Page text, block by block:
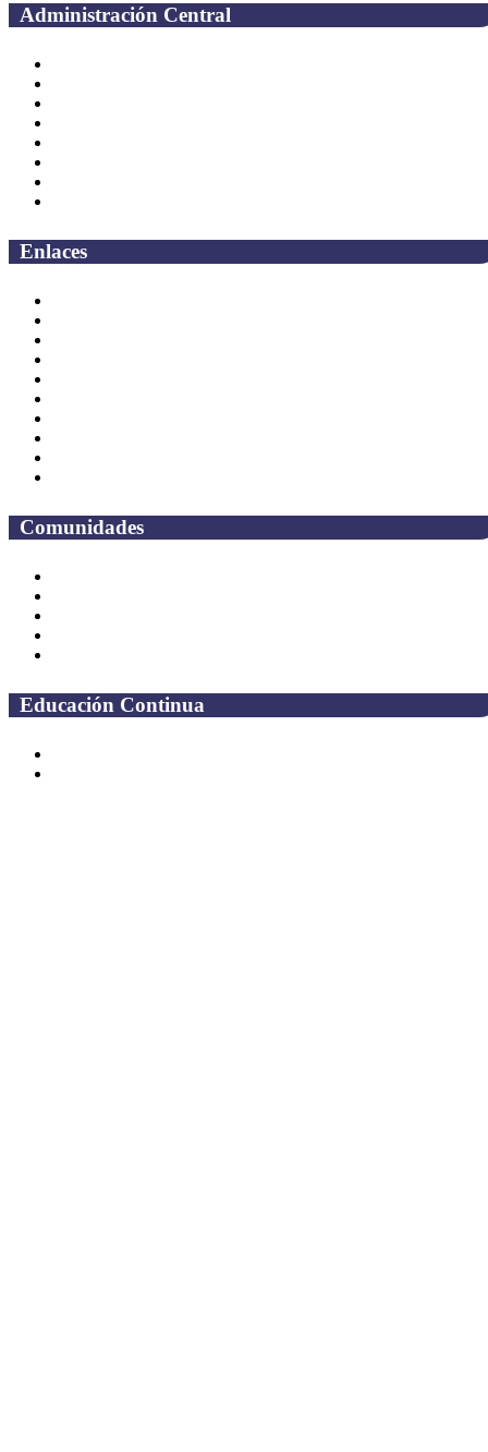
Administración Central
Enlaces
Comunidades
Educación Continua